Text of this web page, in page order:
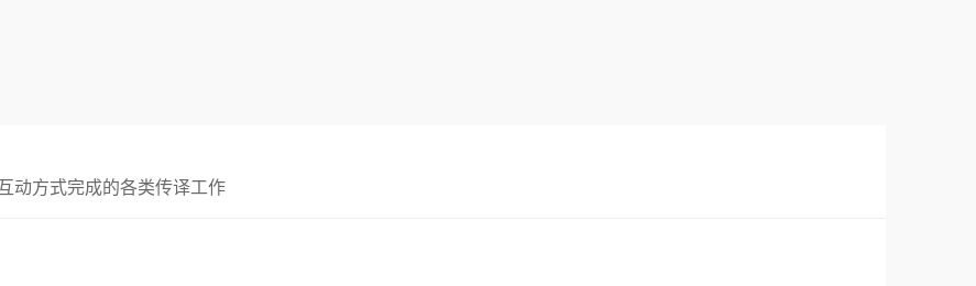
动方式完成的各类传译工作